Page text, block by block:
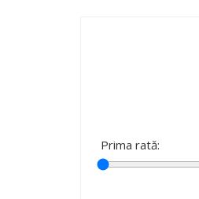
Prima rată: